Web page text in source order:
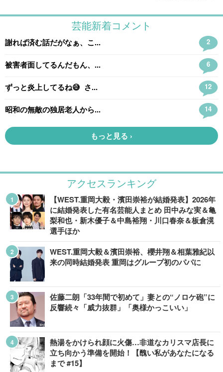
アクセスランキング
【WEST.重岡大毅・濱田崇裕が結婚発表】2026年
に結婚発表した有名芸能人まとめ 田中みな実＆亀
梨和也・新木優子＆中島裕翔・川口春奈＆板倉滉
選手ほか
WEST.重岡大毅＆濱田崇裕、櫻井翔＆相葉雅紀以
来の同時結婚発表 重岡はグループ初のパパに
佐藤二朗「33年間で初めて」妻との“ノロケ砲”に
反響続々「威力抜群」「奥様かっこいい」
熱湯をかけられ顔に火傷…非道なカリスマ店長に
立ち向かう準備を開始！【醜い私があなたになる
まで #15】